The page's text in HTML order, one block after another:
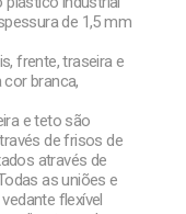
de 1,5 mm
frente, traseira e
branca,
e teto são
de frisos de
através de
as uniões e
flexível